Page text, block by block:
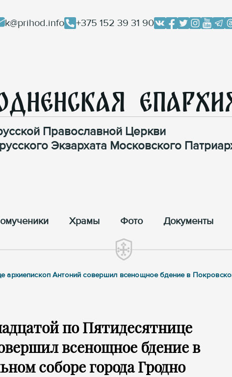
k@prihod.info +375 152 39 31 90
Православной Церкви
Экзархата Московского
Храмы Фото Документы
архиепископ Антоний совершил всенощное бдение в
по Пятидесятнице
всенощное бдение в
соборе города Гродно